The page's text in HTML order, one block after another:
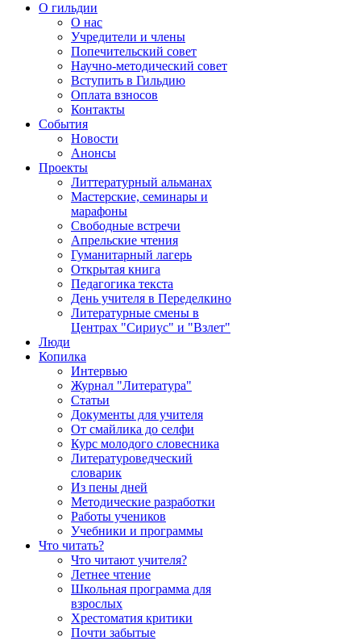
О гильдии
О нас
Учредители и члены
Попечительский совет
Научно-методический совет
Вступить в Гильдию
Оплата взносов
Контакты
События
Новости
Анонсы
Проекты
Литтературный альманах
Мастерские, семинары и
марафоны
Свободные встречи
Апрельские чтения
Гуманитарный лагерь
Открытая книга
Педагогика текста
День учителя в Переделкино
Литературные смены в
Центрах "Сириус" и "Взлет"
Люди
Копилка
Интервью
Журнал "Литература"
Статьи
Документы для учителя
От смайлика до селфи
Курс молодого словесника
Литературоведческий
словарик
Из пены дней
Методические разработки
Работы учеников
Учебники и программы
Что читать?
Что читают учителя?
Летнее чтение
Школьная программа для
взрослых
Хрестоматия критики
Почти забытые